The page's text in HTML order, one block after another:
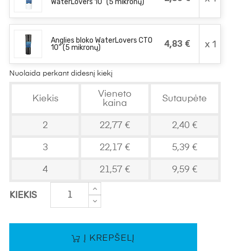
Anglies bloko WaterLovers CTO
10" (5 mikronų)
4,83 € x 1
Nuolaida perkant didesnį kiekį
Kiekis
Vieneto
kaina
Sutaupėte
2 22,77 € 2,40 €
3 22,17 € 5,39 €
4 21,57 € 9,59 €
KIEKIS
Į KREPŠELĮ